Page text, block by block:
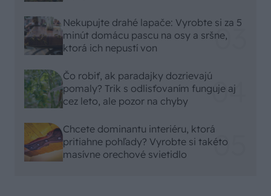
Nekupujte drahé lapače: Vyrobte si za 5
minút domácu pascu na osy a sršne,
ktorá ich nepustí von
Čo robiť, ak paradajky dozrievajú
pomaly? Trik s odlisťovaním funguje aj
cez leto, ale pozor na chyby
Chcete dominantu interiéru, ktorá
pritiahne pohľady? Vyrobte si takéto
masívne orechové svietidlo